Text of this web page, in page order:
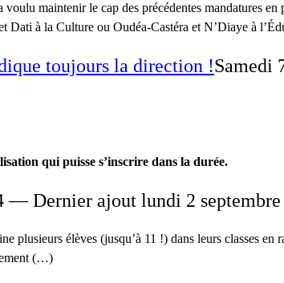
maintenir le cap des précédentes mandatures
à la Culture ou Oudéa-Castéra et N’Diaye à
toujours la direction !Samedi
qui puisse s’inscrire dans la durée.
— Dernier ajout lundi 2 septembre
plusieurs élèves (jusqu’à 11 !) dans leurs classes
(…)